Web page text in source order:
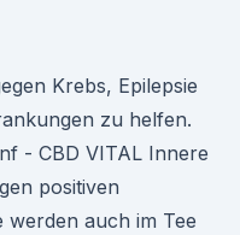
Krebs, Epilepsie
zu helfen.
- CBD VITAL Innere
positiven
werden auch im Tee